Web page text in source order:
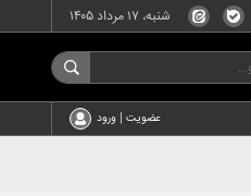
شنبه، ۱۷ مرداد ۱۴۰۵
عضویت | ورود